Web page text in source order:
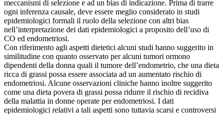
meccanismi di selezione e ad un bias di indicazione. Prima di trarre
ogni inferenza causale, deve essere meglio considerato in studi
epidemiologici formali il ruolo della selezione con altri bias
nell’interpretazione dei dati epidemiologici a proposito dell’uso di
CO ed endometriosi.
Con riferimento agli aspetti dietetici alcuni studi hanno suggerito in
similitudine con quanto osservato per alcuni tumori ormono
dipendenti della donna quali il tumore dell’endometrio, che una dieta
ricca di grassi possa essere associata ad un aumentato rischio di
endometriosi. Alcune osservazioni cliniche hanno inoltre suggerito
come una dieta povera di grassi possa ridurre il rischio di recidiva
della malattia in donne operate per endometriosi. I dati
epidemiologici relativi a tali aspetti sono tuttavia scarsi e controversi